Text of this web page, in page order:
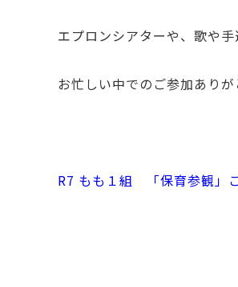
エプロンシアターや、歌や
お忙しい中でのご参加ありが
R7 もも１組 「保育参観」